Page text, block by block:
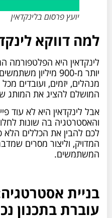
יועץ פרסום בלינקדאין
למה דווקא
לינקדאין היא הפלטפורמה
יותר מ-900 מיליון
מנהלים, יזמים, ועובדים
המושלם להציג את המותג
אבל לינקדאין היא לא עוד
והאסטרטגיה בה שונות
לכם להבין את הכללים הלא
המדויק, וליצור מסרים
המשתמשים.
בניית
עוברת בתכנון נכון